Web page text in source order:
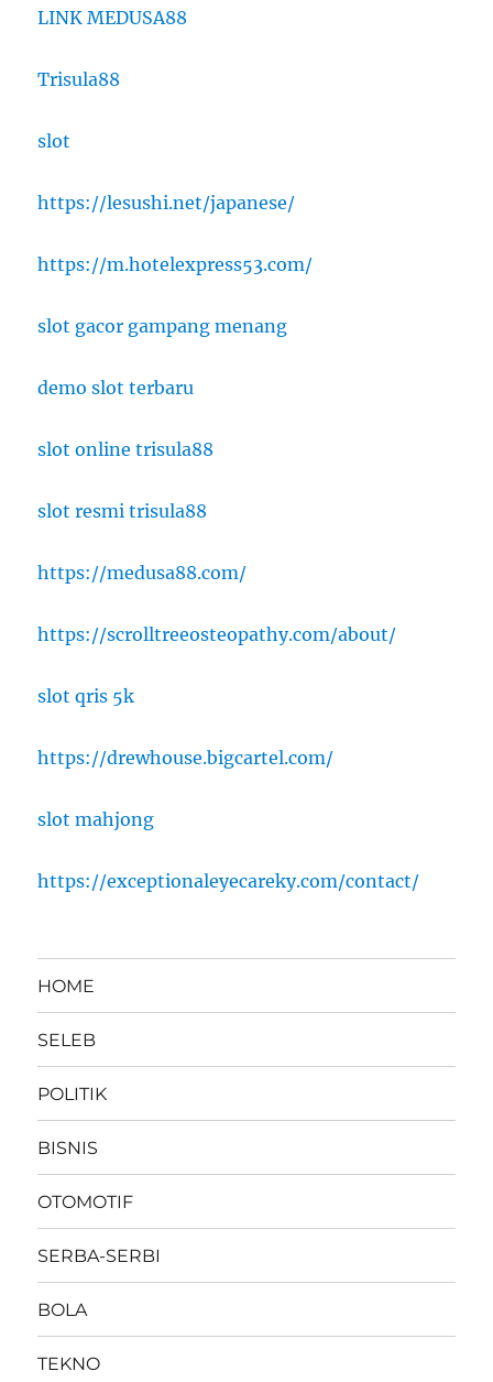
LINK MEDUSA88
Trisula88
slot
https://lesushi.net/japanese/
https://m.hotelexpress53.com/
slot gacor gampang menang
demo slot terbaru
slot online trisula88
slot resmi trisula88
https://medusa88.com/
https://scrolltreeosteopathy.com/about/
slot qris 5k
https://drewhouse.bigcartel.com/
slot mahjong
https://exceptionaleyecareky.com/contact/
HOME
SELEB
POLITIK
BISNIS
OTOMOTIF
SERBA-SERBI
BOLA
TEKNO